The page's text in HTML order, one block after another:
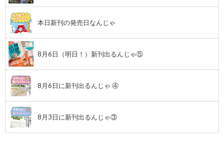
本日新刊の発売日なんじゃ
8月6日（明日！）新刊出るんじゃ⑤
8月6日に新刊出るんじゃ ④
8月3日に新刊出るんじゃ③